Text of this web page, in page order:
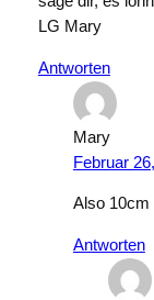
LG Mary
Antworten
Mary
Februar
Also 10cm
Antworten